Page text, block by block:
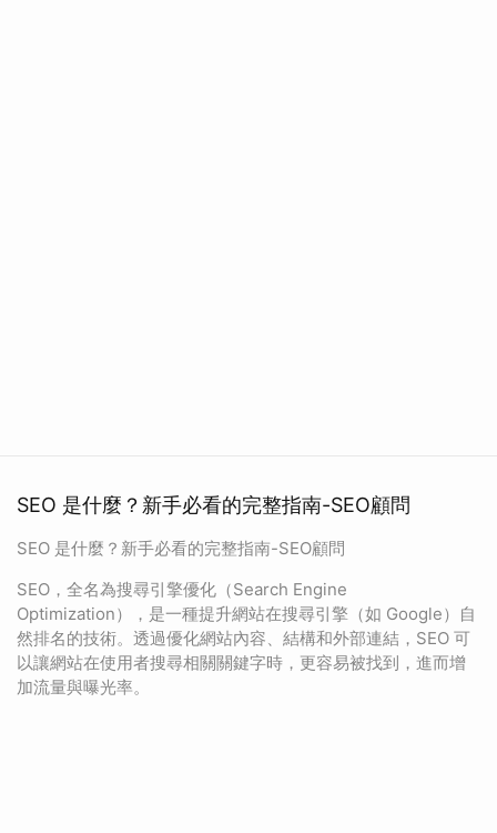
SEO 是什麼？新手必看的完整指南-SEO顧問
SEO 是什麼？新手必看的完整指南-SEO顧問
SEO，全名為搜尋引擎優化（Search Engine
Optimization），是一種提升網站在搜尋引擎（如 Google）自
然排名的技術。透過優化網站內容、結構和外部連結，SEO 可
以讓網站在使用者搜尋相關關鍵字時，更容易被找到，進而增
加流量與曝光率。